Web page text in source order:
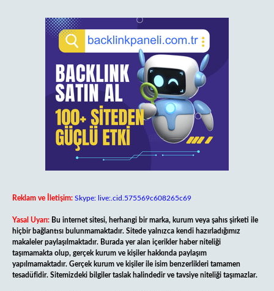
Reklam ve İletişim: Skype: live:.cid.575569c608265c69
Yasal Uyarı: Bu internet sitesi, herhangi bir marka, kurum veya şahıs şirketi ile
hiçbir bağlantısı bulunmamaktadır. Sitede yalnızca kendi hazırladığımız
makaleler paylaşılmaktadır. Burada yer alan içerikler haber niteliği
taşımamakta olup, gerçek kurum ve kişiler hakkında paylaşım
yapılmamaktadır. Gerçek kurum ve kişiler ile isim benzerlikleri tamamen
tesadüfidir. Sitemizdeki bilgiler taslak halindedir ve tavsiye niteliği taşımazlar.